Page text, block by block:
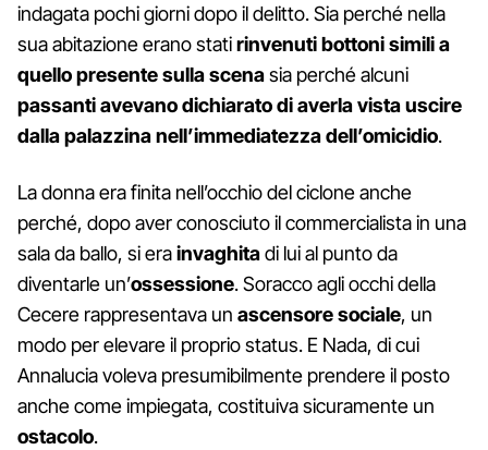
indagata pochi giorni dopo il delitto. Sia perché nella
sua abitazione erano statirinvenuti bottoni simili a
quello presente sulla scenasia perché alcuni
passanti avevano dichiarato di averla vista uscire
dalla palazzina nell’immediatezza dell’omicidio.
La donna era finita nell’occhio del ciclone anche
perché, dopo aver conosciuto il commercialista in una
sala da ballo, si erainvaghitadi lui al punto da
diventarle un’ossessione. Soracco agli occhi della
Cecere rappresentava un ascensore sociale, un
modo per elevare il proprio status. E Nada, di cui
Annalucia voleva presumibilmente prendere il posto
anche come impiegata, costituiva sicuramente un
ostacolo.